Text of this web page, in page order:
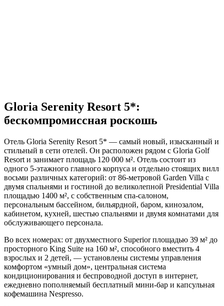
Gloria Serenity Resort 5*:
бескомпромиссная роскошь
Отель Gloria Serenity Resort 5* — самый новый, изысканный и
стильный в сети отелей. Он расположен рядом с Gloria Golf
Resort и занимает площадь 120 000 м². Отель состоит из
одного 5-этажного главного корпуса и отдельно стоящих вилл
восьми различных категорий: от 86-метровой Garden Villa с
двумя спальнями и гостиной до великолепной Presidential Villa
площадью 1400 м², с собственным спа-салоном,
персональным бассейном, бильярдной, баром, кинозалом,
кабинетом, кухней, шестью спальнями и двумя комнатами для
обслуживающего персонала.
Во всех номерах: от двухместного Superior площадью 39 м² до
просторного King Suite на 160 м², способного вместить 4
взрослых и 2 детей, — установлены системы управления
комфортом «умный дом», центральная система
кондиционирования и беспроводной доступ в интернет,
ежедневно пополняемый бесплатный мини-бар и капсульная
кофемашина Nespresso.